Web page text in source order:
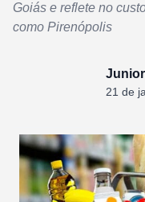
Goiás e reflete no
como Pirenópolis
21 de